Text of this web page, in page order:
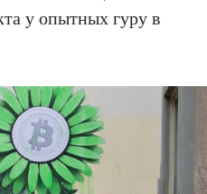
у опытных гуру в